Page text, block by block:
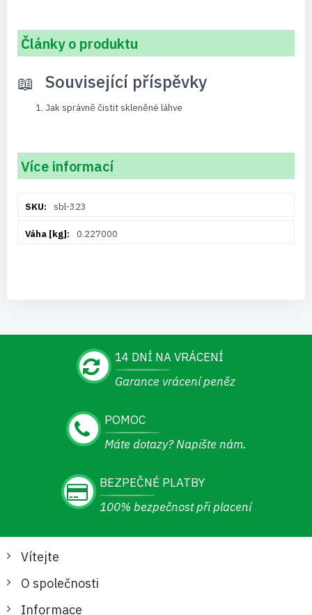
Články o produktu
Související příspěvky
Jak správně čistit skleněné láhve
Více informací
informacísbl-323
0.227000
14 DNÍ NA VRÁCENÍ
Garance vrácení peněz
POMOC
Máte dotazy? Napište nám.
BEZPEČNÉ PLATBY
100% bezpečnost při placení
Vítejte
O společnosti
Informace